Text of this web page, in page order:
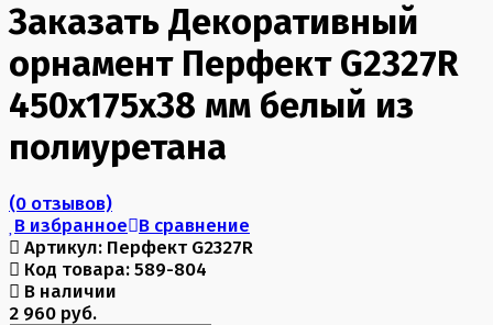
Заказать Декоративный
орнамент Перфект G2327R
450х175х38 мм белый из
полиуретана
(0 отзывов)
В избранное В сравнение
Артикул: Перфект G2327R
Код товара: 589-804
В наличии
2 960 руб.